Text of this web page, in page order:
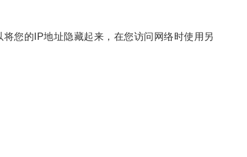
您的IP地址隐藏起来，在您访问网络时使用另